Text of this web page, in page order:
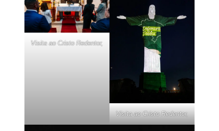
Visita ao Cristo Redentor,
Visita ao Cristo Redentor,